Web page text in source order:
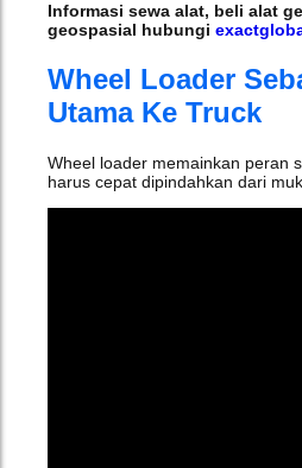
Informasi sewa alat, beli alat
geospasial hubungi
Wheel Loader
Utama Ke Truck
Wheel loader memainkan peran
harus cepat dipindahkan dari